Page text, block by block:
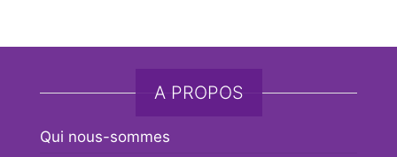
A PROPOS
Qui nous-sommes